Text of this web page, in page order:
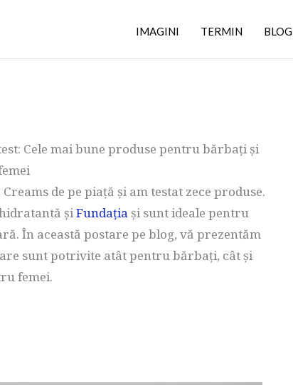
IMAGINI TERMIN BLOG
Cele mai bune produse pentru bărbați și
de pe piață și am testat zece produse.
șiFundația și sunt ideale pentru
În această postare pe blog, vă prezentăm
sunt potrivite atât pentru bărbați, cât și
femei.